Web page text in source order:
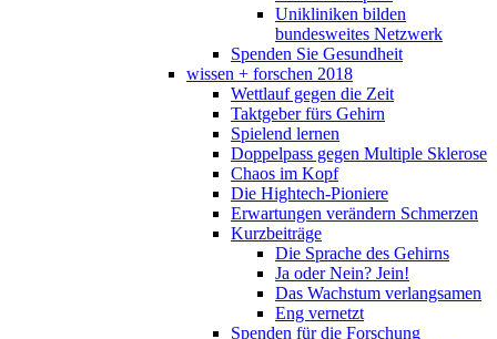
Unikliniken bilden
bundesweites Netzwerk
Spenden Sie Gesundheit
wissen + forschen 2018
Wettlauf gegen die Zeit
Taktgeber fürs Gehirn
Spielend lernen
Doppelpass gegen Multiple Sklerose
Chaos im Kopf
Die Hightech-Pioniere
Erwartungen verändern Schmerzen
Kurzbeiträge
Die Sprache des Gehirns
Ja oder Nein? Jein!
Das Wachstum verlangsamen
Eng vernetzt
Spenden für die Forschung